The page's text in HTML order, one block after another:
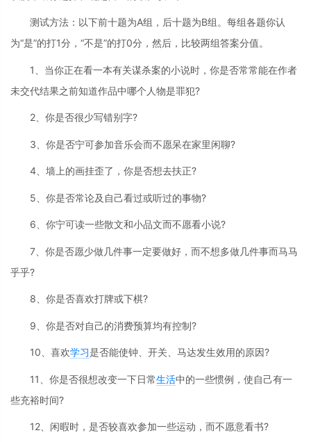
测试方法：以下前十题为A组，后十题为B组。每组各题你认
为“是”的打1分，“不是”的打0分，然后，比较两组答案分值。
1、当你正在看一本有关谋杀案的小说时，你是否常常能在作者
未交代结果之前知道作品中哪个人物是罪犯?
2、你是否很少写错别字?
3、你是否宁可参加音乐会而不愿呆在家里闲聊?
4、墙上的画挂歪了，你是否想去扶正?
5、你是否常论及自己看过或听过的事物?
6、你宁可读一些散文和小品文而不愿看小说?
7、你是否愿少做几件事一定要做好，而不想多做几件事而马马
乎乎?
8、你是否喜欢打牌或下棋?
9、你是否对自己的消费预算均有控制?
10、喜欢学习是否能使钟、开关、马达发生效用的原因?
11、你是否很想改变一下日常生活中的一些惯例，使自己有一
些充裕时间?
12、闲暇时，是否较喜欢参加一些运动，而不愿意看书?